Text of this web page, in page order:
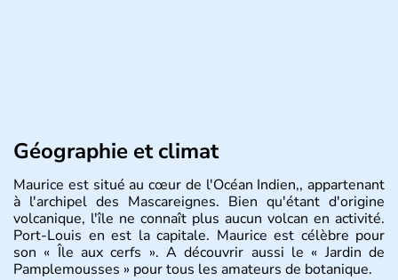
Géographie et climat
Maurice est situé au cœur de l'Océan Indien,, appartenant
à l'archipel des Mascareignes. Bien qu'étant d'origine
volcanique, l'île ne connaît plus aucun volcan en activité.
Port-Louis en est la capitale. Maurice est célèbre pour
son « Île aux cerfs ». A découvrir aussi le « Jardin de
Pamplemousses » pour tous les amateurs de botanique.